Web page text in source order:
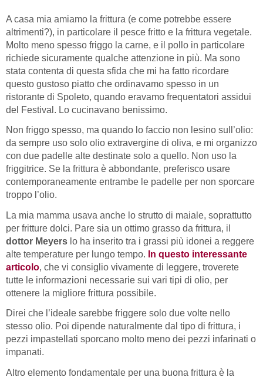
A casa mia amiamo la frittura (e come potrebbe essere
altrimenti?), in particolare il pesce fritto e la frittura vegetale.
Molto meno spesso friggo la carne, e il pollo in particolare
richiede sicuramente qualche attenzione in più. Ma sono
stata contenta di questa sfida che mi ha fatto ricordare
questo gustoso piatto che ordinavamo spesso in un
ristorante di Spoleto, quando eravamo frequentatori assidui
del Festival. Lo cucinavano benissimo.
Non friggo spesso, ma quando lo faccio non lesino sull’olio:
da sempre uso solo olio extravergine di oliva, e mi organizzo
con due padelle alte destinate solo a quello. Non uso la
friggitrice. Se la frittura è abbondante, preferisco usare
contemporaneamente entrambe le padelle per non sporcare
troppo l’olio.
La mia mamma usava anche lo strutto di maiale, soprattutto
per fritture dolci. Pare sia un ottimo grasso da frittura, il
dottor Meyers lo ha inserito tra i grassi più idonei a reggere
alte temperature per lungo tempo. In questo interessante
articolo, che vi consiglio vivamente di leggere, troverete
tutte le informazioni necessarie sui vari tipi di olio, per
ottenere la migliore frittura possibile.
Direi che l’ideale sarebbe friggere solo due volte nello
stesso olio. Poi dipende naturalmente dal tipo di frittura, i
pezzi impastellati sporcano molto meno dei pezzi infarinati o
impanati.
Altro elemento fondamentale per una buona frittura è la